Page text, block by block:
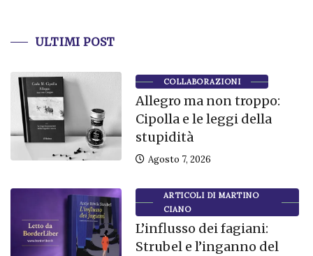
ULTIMI POST
COLLABORAZIONI
Allegro ma non troppo:
Cipolla e le leggi della
stupidità
Agosto 7, 2026
ARTICOLI DI MARTINO
CIANO
L’influsso dei fagiani:
Strubel e l’inganno del